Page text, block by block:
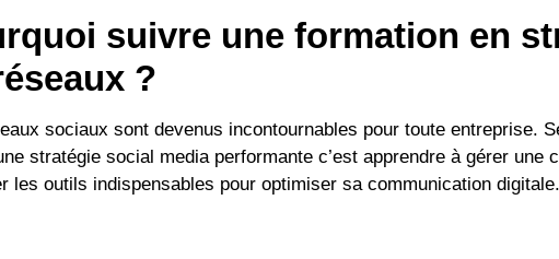
suivre une formation en
?
sociaux sont devenus incontournables pour toute entreprise.
stratégie social media performante c’est apprendre à gérer une
les outils indispensables pour optimiser sa communication digitale.